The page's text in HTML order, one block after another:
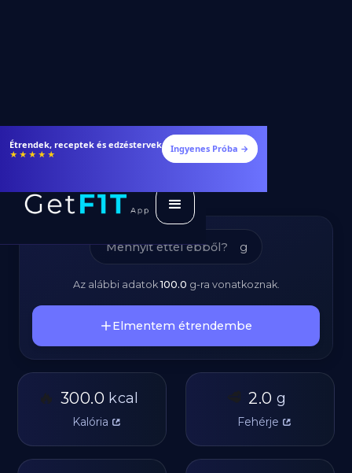
Étrendek, receptek és edzéstervek
★★★★★ Ingyenes Próba →
Tejszínhab -
Tápanyagok
g
Az alábbi adatok100.0 g-ra vonatkoznak.
Elmentem étrendembe
🔥 300.0 kcal
Kalória
🥩 2.0 g
Fehérje